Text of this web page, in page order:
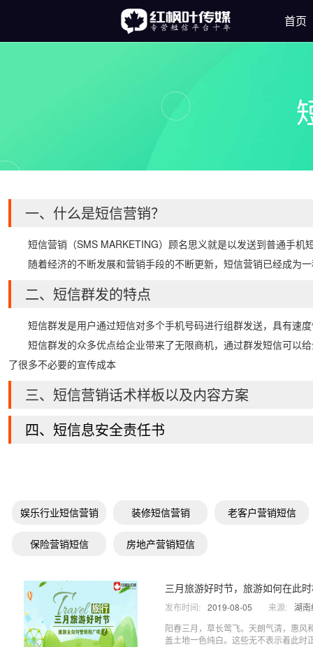
首页
一、什么是短信营销？
短信营销（SMS MARKETING）顾名思义就是以发送到普通手机
随着经济的不断发展和营销手段的不断更新，短信营销已经成为
二、短信群发的特点
短信群发是用户通过短信对多个手机号码进行组群发送，具有速
短信群发的众多优点给企业带来了无限商机，通过群发短信可以
了很多不必要的宣传成本
三、短信营销话术样板以及内容方案
四、短信息安全责任书
娱乐行业短信营销 装修短信营销 老客户营销短信
保险营销短信 房地产营销短信
三月旅游好时节，旅游如何在此
发布时间: 2019-08-05 来源:
湖南
阳春三月，草长莺飞。天朗气清，惠
盖土地一色纯白。这些无不表示着此时